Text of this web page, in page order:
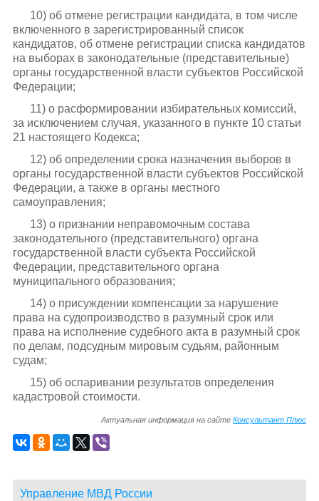
10) об отмене регистрации кандидата, в том числе
включенного в зарегистрированный список
кандидатов, об отмене регистрации списка кандидатов
на выборах в законодательные (представительные)
органы государственной власти субъектов Российской
Федерации;
11) о расформировании избирательных комиссий,
за исключением случая, указанного в пункте 10 статьи
21 настоящего Кодекса;
12) об определении срока назначения выборов в
органы государственной власти субъектов Российской
Федерации, а также в органы местного
самоуправления;
13) о признании неправомочным состава
законодательного (представительного) органа
государственной власти субъекта Российской
Федерации, представительного органа
муниципального образования;
14) о присуждении компенсации за нарушение
права на судопроизводство в разумный срок или
права на исполнение судебного акта в разумный срок
по делам, подсудным мировым судьям, районным
судам;
15) об оспаривании результатов определения
кадастровой стоимости.
Актуальная информация на сайтеКонсультант Плюс
Управление МВД России